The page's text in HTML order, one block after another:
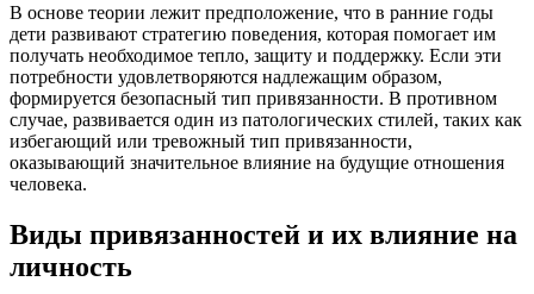
В основе теории лежит предположение, что в ранние годы
дети развивают стратегию поведения, которая помогает им
получать необходимое тепло, защиту и поддержку. Если эти
потребности удовлетворяются надлежащим образом,
формируется безопасный тип привязанности. В противном
случае, развивается один из патологических стилей, таких как
избегающий или тревожный тип привязанности,
оказывающий значительное влияние на будущие отношения
человека.
Виды привязанностей и их влияние на
личность